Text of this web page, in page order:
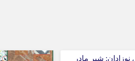
شیر مادر